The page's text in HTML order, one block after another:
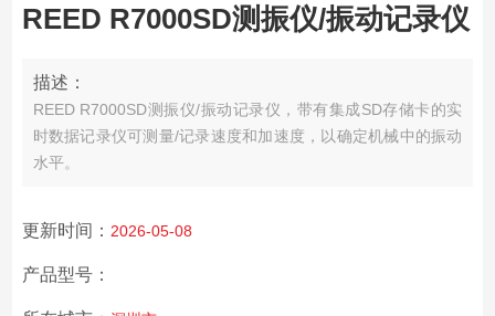
REED R7000SD测振仪/振动记录仪
描述：
REED R7000SD测振仪/振动记录仪，带有集成SD存储卡的实
时数据记录仪可测量/记录速度和加速度，以确定机械中的振动
水平。
更新时间： 2026-05-08
产品型号：